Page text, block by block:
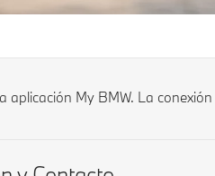
aplicación My BMW. La